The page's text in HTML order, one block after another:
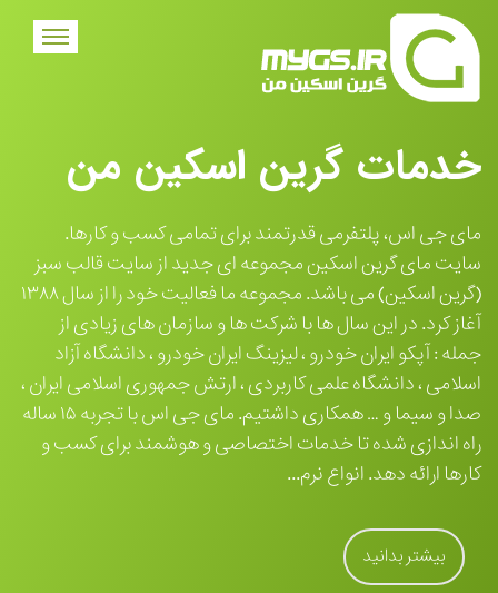
خدمات گرین اسکین من
مای جی اس، پلتفرمی قدرتمند برای تمامی کسب و کارها.
سایت مای گرین اسکین مجموعه ای جدید از سایت قالب سبز
(گرین اسکین) می باشد. مجموعه ما فعالیت خود را از سال ۱۳۸۸
آغاز کرد. در این سال ها با شرکت ها و سازمان های زیادی از
جمله : آپکو ایران خودرو ، لیزینگ ایران خودرو ، دانشگاه آزاد
اسلامی ، دانشگاه علمی کاربردی ، ارتش جمهوری اسلامی ایران ،
صدا و سیما و … همکاری داشتیم. مای جی اس با تجربه ۱۵ ساله
راه اندازی شده تا خدمات اختصاصی و هوشمند برای کسب و
کارها ارائه دهد. انواع نرم...
بیشتر بدانید